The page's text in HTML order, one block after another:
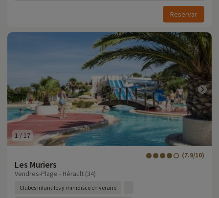
Reservar
1 / 17
Les Muriers
(7.9/10)
Vendres-Plage - Hérault (34)
Clubes infantiles y minidisco en verano